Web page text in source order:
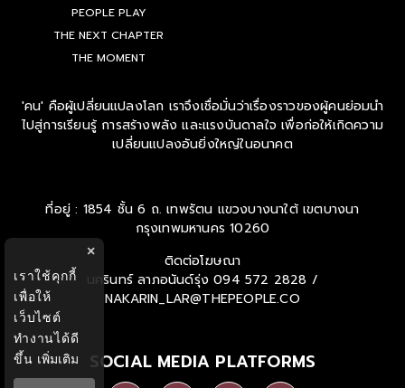
PEOPLE PLAY
THE NEXT CHAPTER
THE MOMENT
'คน' คือผู้เปลี่ยนแปลงโลก เราจึงเชื่อมั่นว่าเรื่องราวของผู้คนย่อมนำ
ไปสู่การเรียนรู้ การสร้างพลัง และแรงบันดาลใจ เพื่อก่อให้เกิดความ
เปลี่ยนแปลงอันยิ่งใหญ่ในอนาคต
ที่อยู่ : 1854 ชั้น 6 ถ. เทพรัตน แขวงบางนาใต้ เขตบางนา
กรุงเทพมหานคร 10260
ติดต่อโฆษณา
นครินทร์ ลาภอนันด์รุ่ง 094 572 2828 /
NAKARIN_LAR@THEPEOPLE.CO
SOCIAL MEDIA PLATFORMS
×
เราใช้คุกกี้
เพื่อให้
เว็บไซต์
ทำงานได้ดี
ขึ้น เพิ่มเติม